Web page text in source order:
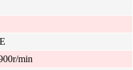
min